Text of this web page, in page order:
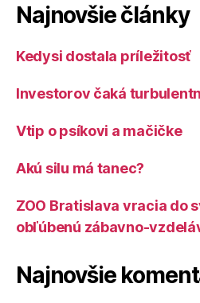
Najnovšie články
Kedysi dostala príležitosť
Investorov čaká
Vtip o psíkovi a mačičke
Akú silu má tanec?
ZOO Bratislava vracia do
obľúbenú zábavno-
Najnovšie